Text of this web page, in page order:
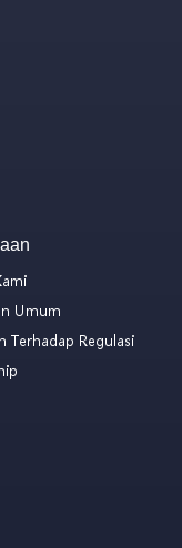
Umum
Terhadap Regulasi